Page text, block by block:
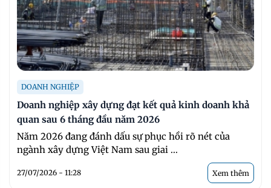
DOANH NGHIỆP
Doanh nghiệp xây dựng đạt kết quả kinh doanh khả
quan sau 6 tháng đầu năm 2026
Năm 2026 đang đánh dấu sự phục hồi rõ nét của
ngành xây dựng Việt Nam sau giai ...
27/07/2026 - 11:28 Xem thêm